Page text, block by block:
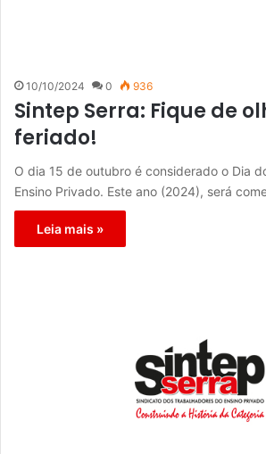
10/10/2024 0 936
Sintep Serra: Fique de
feriado!
O dia 15 de outubro é considerado o Dia
Ensino Privado. Este ano (2024), será
Leia mais »